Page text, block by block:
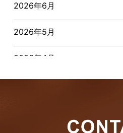
お客様インタビュー
お客様の声
2026年6月
2026年5月
2026年4月